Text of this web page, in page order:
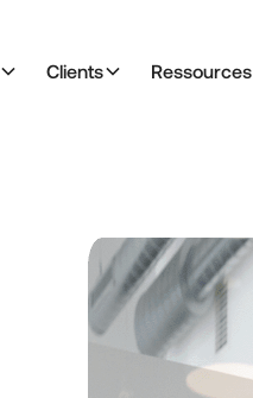
Clients Ressources